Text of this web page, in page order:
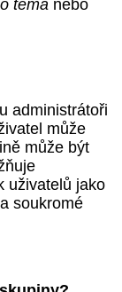
téma nebo
administrátoři
může
může být
uživatelů jako
soukromé